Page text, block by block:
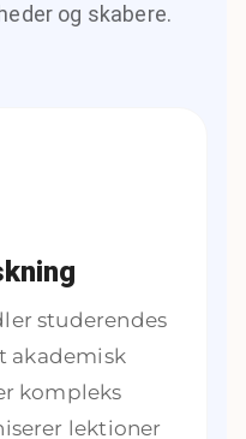
og skabere.
studerendes
akademisk
kompleks
lektioner